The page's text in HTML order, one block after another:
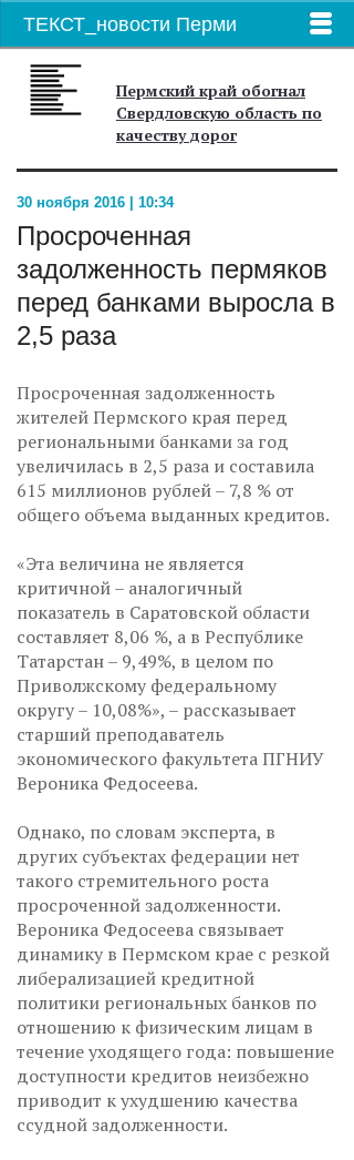
ТЕКСТ_новости Перми
Пермский край обогнал
Свердловскую область по
качеству дорог
30 ноября 2016 | 10:34
Просроченная
задолженность пермяков
перед банками выросла в
2,5 раза
Просроченная задолженность
жителей Пермского края перед
региональными банками за год
увеличилась в 2,5 раза и составила
615 миллионов рублей – 7,8 % от
общего объема выданных кредитов.
«Эта величина не является
критичной – аналогичный
показатель в Саратовской области
составляет 8,06 %, а в Республике
Татарстан – 9,49%, в целом по
Приволжскому федеральному
округу – 10,08%», – рассказывает
старший преподаватель
экономического факультета ПГНИУ
Вероника Федосеева.
Однако, по словам эксперта, в
других субъектах федерации нет
такого стремительного роста
просроченной задолженности.
Вероника Федосеева связывает
динамику в Пермском крае с резкой
либерализацией кредитной
политики региональных банков по
отношению к физическим лицам в
течение уходящего года: повышение
доступности кредитов неизбежно
приводит к ухудшению качества
ссудной задолженности.